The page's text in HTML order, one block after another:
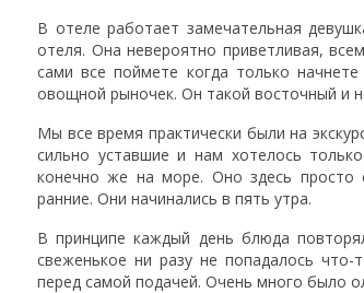
В отеле работает замечательная
отеля. Она невероятно приветливая,
сами все поймете когда только
овощной рыночек. Он такой восточный и
Мы все время практически были на
сильно уставшие и нам хотелось
конечно же на море. Оно здесь просто
ранние. Они начинались в пять утра.
В принципе каждый день блюда
свеженькое ни разу не попадалось что-
перед самой подачей. Очень много было